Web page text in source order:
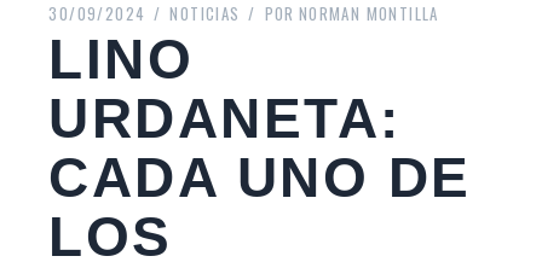
30/09/2024 NOTICIAS POR NORMAN MONTILLA
LINO
URDANETA:
CADA UNO DE
LOS